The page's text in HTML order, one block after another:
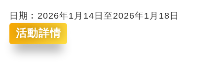
日期︰2026年1月14日至2026年1月18日
活動詳情